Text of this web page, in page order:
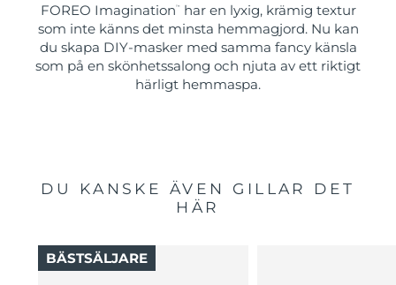
FOREO Imagination ™
har en lyxig, krämig textur
som inte känns det minsta hemmagjord. Nu kan
du skapa DIY-masker med samma fancy känsla
som på en skönhetssalong och njuta av ett riktigt
härligt hemmaspa.
DU KANSKE ÄVEN GILLAR DET
HÄR
BÄSTSÄLJARE